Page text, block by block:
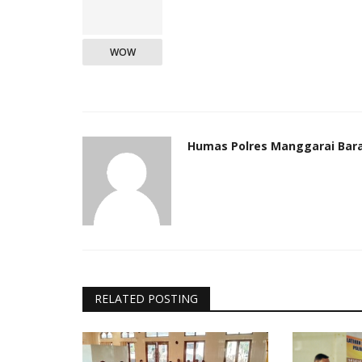
WOW
Humas Polres Manggarai
RELATED POSTING